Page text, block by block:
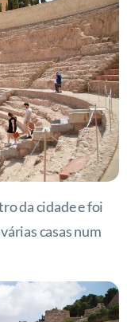
da cidade e foi
casas num